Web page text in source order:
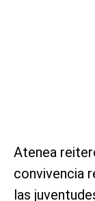
Atenea
convivencia
las